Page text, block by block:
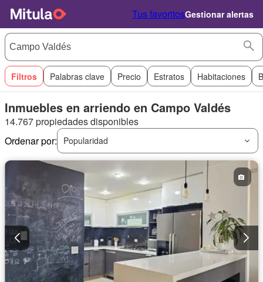
Tus favoritosGestionar alertas
Filtros Palabras clave Precio Estratos Habitaciones
Inmuebles en arriendo en Campo Valdés
14.767 propiedades disponibles
Ordenar por:
Popularidad